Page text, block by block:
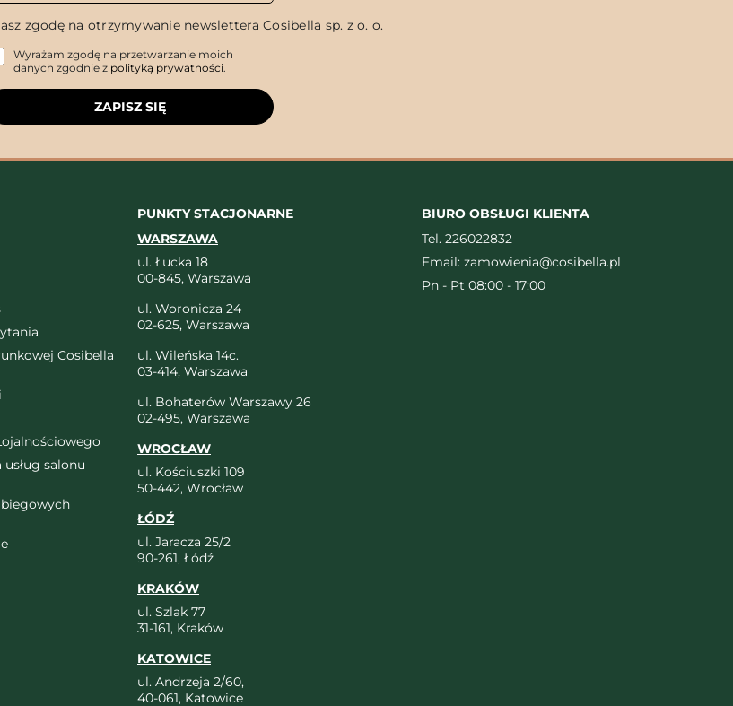
zgodę na otrzymywanie newslettera Cosibella sp. z o. o.
Wyrażam zgodę na przetwarzanie moich
danych zgodnie z polityką prywatności.
ZAPISZ SIĘ
Cosibella
salonu
PUNKTY STACJONARNE
WARSZAWA
ul. Łucka 18
00-845, Warszawa
ul. Woronicza 24
02-625, Warszawa
ul. Wileńska 14c.
03-414, Warszawa
ul. Bohaterów Warszawy 26
02-495, Warszawa
WROCŁAW
ul. Kościuszki 109
50-442, Wrocław
ŁÓDŹ
ul. Jaracza 25/2
90-261, Łódź
KRAKÓW
ul. Szlak 77
31-161, Kraków
KATOWICE
ul. Andrzeja 2/60,
40-061, Katowice
BIURO OBSŁUGI KLIENTA
Tel. 226022832
Email: zamowienia@cosibella.pl
Pn - Pt 08:00 - 17:00